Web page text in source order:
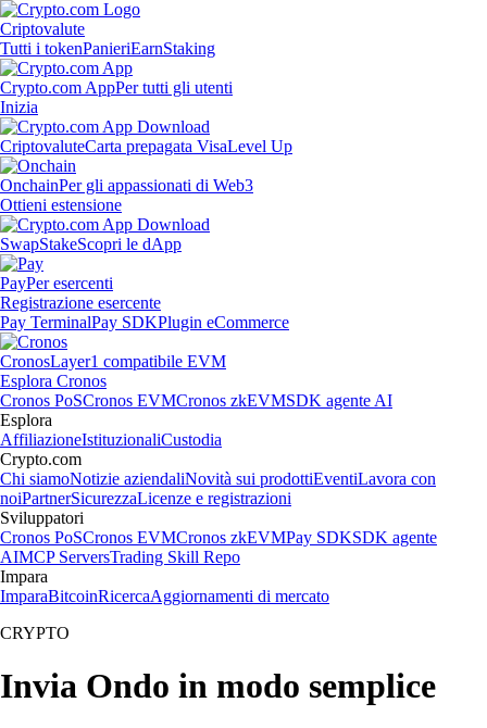
Criptovalute
Tutti i tokenPanieriEarnStaking
Crypto.com AppPer tutti gli utenti
Inizia
CriptovaluteCarta prepagata VisaLevel Up
OnchainPer gli appassionati di Web3
Ottieni estensione
SwapStakeScopri le dApp
PayPer esercenti
Registrazione esercente
Pay TerminalPay SDKPlugin eCommerce
CronosLayer1 compatibile EVM
Esplora Cronos
Cronos PoSCronos EVMCronos zkEVMSDK agente AI
Esplora
AffiliazioneIstituzionaliCustodia
Crypto.com
Chi siamoNotizie aziendaliNovità sui prodottiEventiLavora con
noiPartnerSicurezzaLicenze e registrazioni
Sviluppatori
Cronos PoSCronos EVMCronos zkEVMPay SDKSDK agente
AIMCP ServersTrading Skill Repo
Impara
ImparaBitcoinRicercaAggiornamenti di mercato
CRYPTO
Invia Ondo in modo semplice